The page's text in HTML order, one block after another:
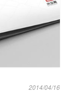
2014/04/16